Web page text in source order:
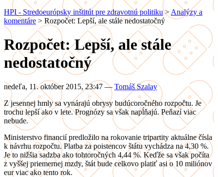
HPI - Stredoeurópsky inštitút pre zdravotnú politiku> Analýzy a
komentáre > Rozpočet: Lepší, ale stále nedostatočný
Rozpočet: Lepší, ale stále
nedostatočný
nedeľa, 11. október 2015, 23:47 — Tomáš Szalay
Z jesennej hmly sa vynárajú obrysy budúcoročného rozpočtu. Je
trochu lepší ako v lete. Prognózy sa však napĺňajú. Peňazí viac
nebude.
Ministerstvo financií predložilo na rokovanie tripartity aktuálne čísla
k návrhu rozpočtu. Platba za poistencov štátu vychádza na 4,30 %.
Je to nižšia sadzba ako tohtoročných 4,44 %. Keďže sa však počíta
z vyššej priemernej mzdy, štát bude celkovo platiť asi o 10 miliónov
eur viac ako tento rok.